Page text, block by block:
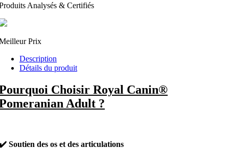
Analysés & Certifiés
Prix
Description
Détails du produit
Choisir Royal Canin®
Adult ?
Soutien des os et des articulations